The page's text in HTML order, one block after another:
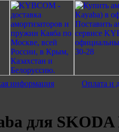
информация Оплата и
для